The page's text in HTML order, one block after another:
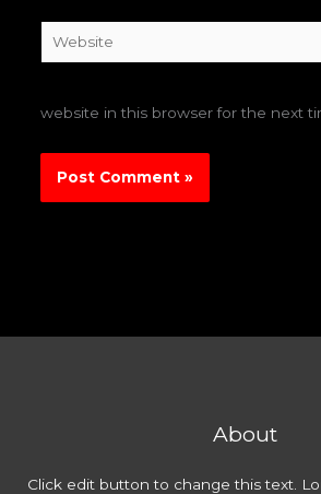
Website
website in this browser for the next
About
Click edit button to change this text.